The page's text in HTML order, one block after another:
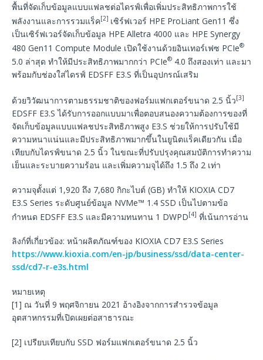
พื้นที่จัดเก็บข้อมูลแบบแฟลชต่อไดรฟ์เพื่อเพิ่มประสิทธิภาพการใช้
พลังงานและการรวมแร็ค[2] เซิร์ฟเวอร์ HPE ProLiant Gen11 ซึ่ง
เป็นเซิร์ฟเวอร์จัดเก็บข้อมูล HPE Alletra 4000 และ HPE Synergy
480 Gen11 Compute Module เปิดใช้งานด้วยอินเทอร์เฟซ PCIe®
5.0 ล่าสุด ทำให้มีประสิทธิภาพมากกว่า PCIe® 4.0 ถึงสองเท่า และมา
พร้อมกับช่องใส่ไดรฟ์ EDSFF E3.S ที่เป็นอุปกรณ์เสริม
ด้วยวิวัฒนาการตามธรรมชาติของฟอร์มแฟกเตอร์ขนาด 2.5 นิ้ว[3]
EDSFF E3.S ได้รับการออกแบบมาเพื่อตอบสนองความต้องการของที่
จัดเก็บข้อมูลแบบแฟลชประสิทธิภาพสูง E3.S ช่วยให้การปรับใช้มี
ความหนาแน่นและมีประสิทธิภาพมากขึ้นในยูนิตแร็คเดียวกัน เมื่อ
เทียบกับไดรฟ์ขนาด 2.5 นิ้ว ในขณะที่ปรับปรุงคุณสมบัติการทำความ
เย็นและระบายความร้อน และเพิ่มความจุได้ถึง 1.5 ถึง 2 เท่า
ความจุตั้งแต่ 1,920 ถึง 7,680 กิกะไบต์ (GB) ทำให้ KIOXIA CD7
E3.S Series ระดับศูนย์ข้อมูล NVMe™ 1.4 SSD เป็นไปตามข้อ
กำหนด EDSFF E3.S และมีความทนทาน 1 DWPD[4] ที่เน้นการอ่าน
ลิงก์ที่เกี่ยวข้อง: หน้าผลิตภัณฑ์ของ KIOXIA CD7 E3.S Series
https://www.kioxia.com/en-jp/business/ssd/data-center-
ssd/cd7-r-e3s.html
หมายเหตุ
[1] ณ วันที่ 9 พฤศจิกายน 2021 อ้างอิงจากการสำรวจข้อมูล
อุตสาหกรรมที่เปิดเผยต่อสาธารณะ
[2] เปรียบเทียบกับ SSD ฟอร์มแฟกเตอร์ขนาด 2.5 นิ้ว